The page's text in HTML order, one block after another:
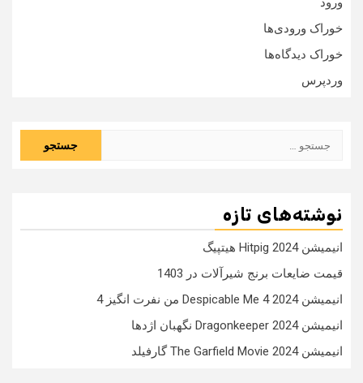
خوراک ورودی‌ها
خوراک دیدگاه‌ها
وردپرس
نوشته‌های تازه
انیمیشن Hitpig 2024 هیتپیگ
قیمت ضایعات برنج شیرآلات در 1403
انیمیشن Despicable Me 4 2024 من نفرت انگیز 4
انیمیشن Dragonkeeper 2024 نگهبان اژدها
انیمیشن The Garfield Movie 2024 گارفیلد